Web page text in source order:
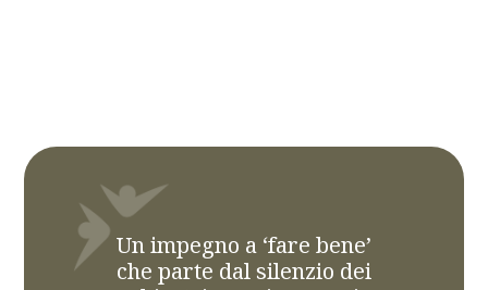
Un impegno a ‘fare bene’
che parte dal silenzio dei